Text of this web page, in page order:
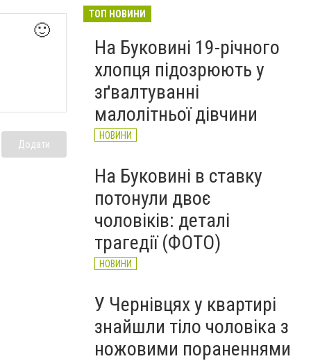
🙂
Додати
зафіксували новий
історичний температурний
максимум
НОВИНИ
Вчора
ТОП НОВИНИ
На Буковині 19-річного
хлопця підозрюють у
зґвалтуванні
малолітньої дівчини
НОВИНИ
На Буковині в ставку
потонули двоє
чоловіків: деталі
трагедії (ФОТО)
НОВИНИ
У Чернівцях у квартирі
знайшли тіло чоловіка з
ножовими пораненнями